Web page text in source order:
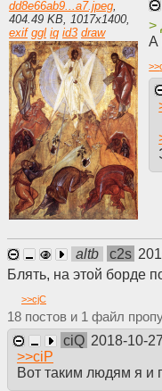
dd8e66ab9...a7.jpeg,
404.49 KB, 1017x1400,
exif ggl iq id3 draw
>
А
>>
altb c2s
Блять, на этой борде
>>cjC
18
1
ciQ 2018-10-
>>ciP
Вот таким людям я и